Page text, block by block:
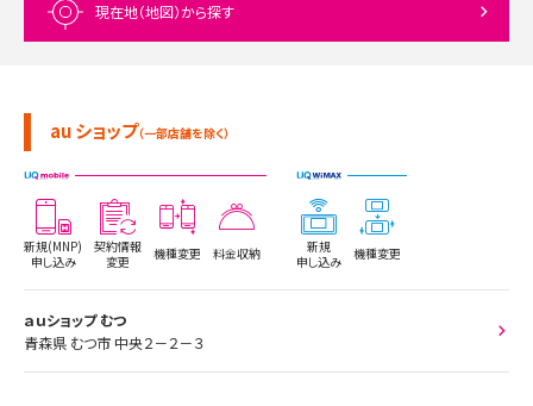
現在地（地図）から探す
au ショップ（一部店舗を除く）
新規(MNP)
申し込み
契約情報
変更
機種変更 料金収納
新規
申し込み
機種変更
ａｕショップ むつ
青森県 むつ市 中央２－２－３